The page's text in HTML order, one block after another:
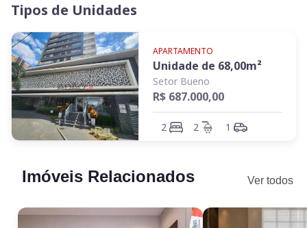
Tipos de Unidades
APARTAMENTO
Unidade de 68,00m²
Setor Bueno
R$ 687.000,00
2 2 1
Imóveis Relacionados Ver todos